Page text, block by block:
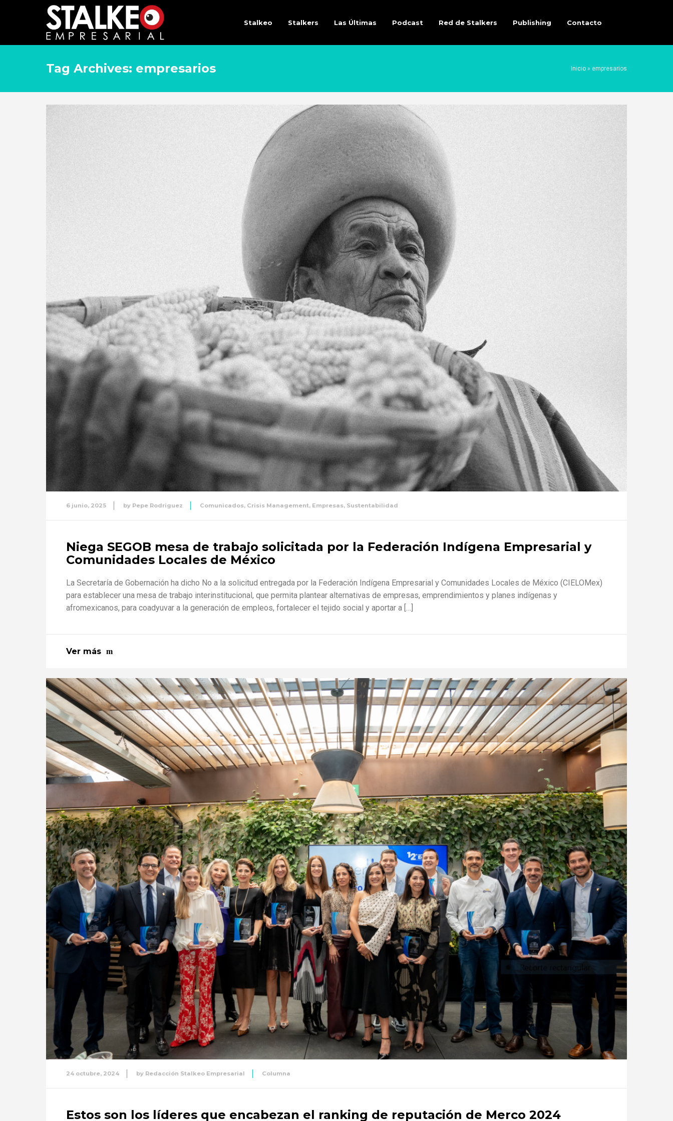
Stalkeo Stalkers Las Últimas Podcast Red de Stalkers Publishing Contacto
Tag Archives: empresarios Inicio » empresarios
6 junio, 2025 by Pepe Rodriguez Comunicados, Crisis Management, Empresas, Sustentabilidad
Niega SEGOB mesa de trabajo solicitada por la Federación Indígena Empresarial y
Comunidades Locales de México
La Secretaría de Gobernación ha dicho No a la solicitud entregada por la Federación Indígena Empresarial y Comunidades Locales de México (CIELOMex)
para establecer una mesa de trabajo interinstitucional, que permita plantear alternativas de empresas, emprendimientos y planes indígenas y
afromexicanos, para coadyuvar a la generación de empleos, fortalecer el tejido social y aportar a […]
Ver más
24 octubre, 2024 by Redacción Stalkeo Empresarial Columna
Estos son los líderes que encabezan el ranking de reputación de Merco 2024